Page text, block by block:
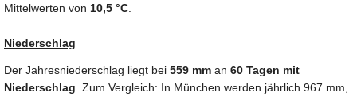
Mittelwerten von 10,5 °C
Niederschlag
Der Jahresniederschlag liegt bei 559 mm an 60 Tagen mit
Niederschlag . Zum Vergleich: In München werden jährlich 967 mm,